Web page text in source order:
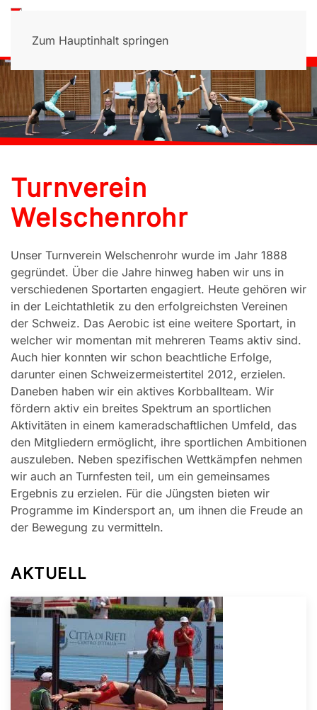
Zum Hauptinhalt springen
Turnverein
Welschenrohr
Unser Turnverein Welschenrohr wurde im Jahr 1888
gegründet. Über die Jahre hinweg haben wir uns in
verschiedenen Sportarten engagiert. Heute gehören wir
in der Leichtathletik zu den erfolgreichsten Vereinen
der Schweiz. Das Aerobic ist eine weitere Sportart, in
welcher wir momentan mit mehreren Teams aktiv sind.
Auch hier konnten wir schon beachtliche Erfolge,
darunter einen Schweizermeistertitel 2012, erzielen.
Daneben haben wir ein aktives Korbballteam. Wir
fördern aktiv ein breites Spektrum an sportlichen
Aktivitäten in einem kameradschaftlichen Umfeld, das
den Mitgliedern ermöglicht, ihre sportlichen Ambitionen
auszuleben. Neben spezifischen Wettkämpfen nehmen
wir auch an Turnfesten teil, um ein gemeinsames
Ergebnis zu erzielen. Für die Jüngsten bieten wir
Programme im Kindersport an, um ihnen die Freude an
der Bewegung zu vermitteln.
AKTUELL